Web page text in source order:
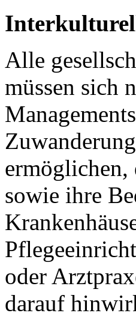
Alle
müssen sich
ermöglichen,
sowie ihre
oder
darauf